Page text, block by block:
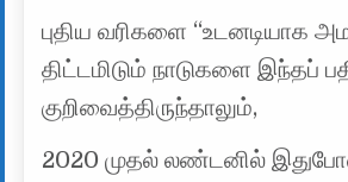
புதிய வரிகளை “உடனடியாக
திட்டமிடும் நாடுகளை இந்தப்
குறிவைத்திருந்தாலும்,
2020 முதல் லண்டனில்